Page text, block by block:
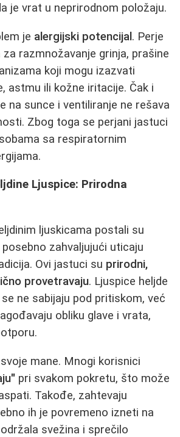
je vrat u neprirodnom položaju.
je alergijski potencijal. Perje
za razmnožavanje grinja, prašine
koji mogu izazvati
astmu ili kožne iritacije. Čak i
na sunce i ventiliranje ne rešava
Zbog toga se perjani jastuci
sa respiratornim
Ljuspice: Prirodna
ljuskicama postali su
zahvaljujući uticaju
Ovi jastuci su prirodni,
provetravaju. Ljuspice heljde
ne sabijaju pod pritiskom, već
obliku glave i vrata,
mane. Mnogi korisnici
pri svakom pokretu, što može
Takođe, zahtevaju
ih je povremeno izneti na
svežina i sprečilo